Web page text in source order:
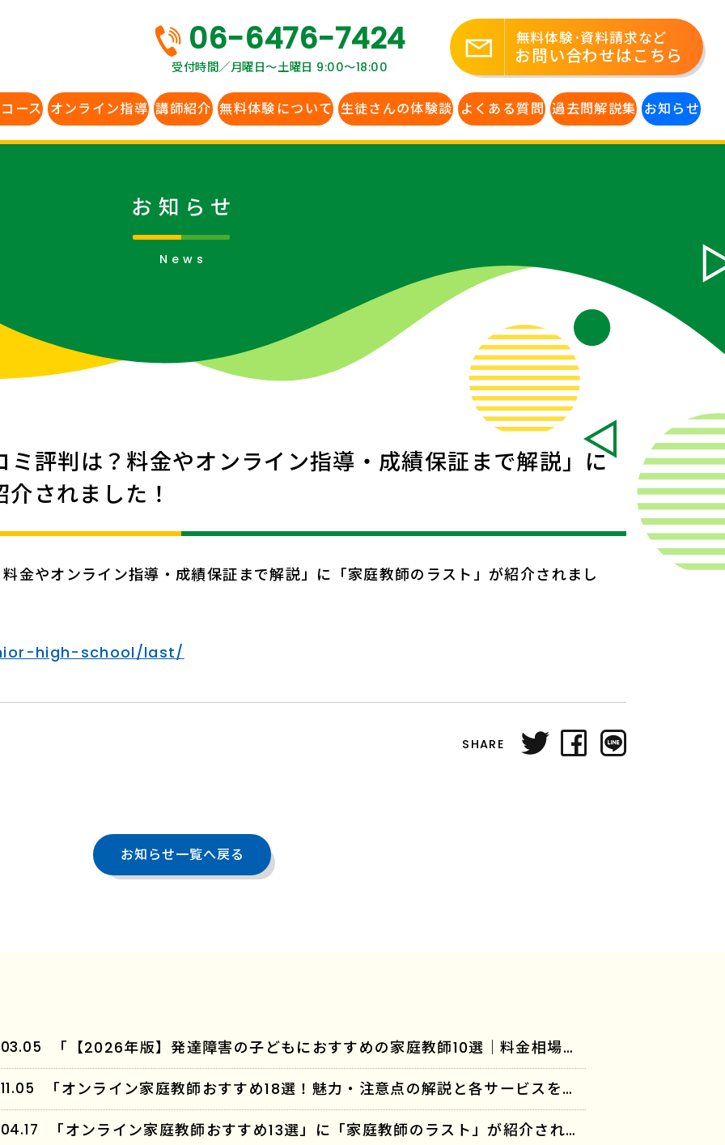
06-6476-7424
受付時間／月曜日〜土曜日 9:00～18:00
無料体験･資料請求など
お問い合わせはこちら
ース オンライン指導 講師紹介 無料体験 について 生徒さんの体験談 よくある質問 過去問解説集 お知らせ
お知らせ
News
ミ評判は？料金やオンライン指導・成績保証まで解説」に
されました！
金やオンライン指導・成績保証まで解説」に「家庭教師のラスト」が紹介されまし
high-school/last/
SHARE
お知らせ一覧へ戻る
「【2026年版】発達障害の子どもにおすすめの家庭教師10選｜料金相場や選び方のポイントも」に「家庭教師のラスト」が紹介されました。
「オンライン家庭教師おすすめ18選！魅力・注意点の解説と各サービスを徹底比較」に「家庭教師のラスト」が紹介されました。
「オンライン家庭教師おすすめ13選」に「家庭教師のラスト」が紹介されました。